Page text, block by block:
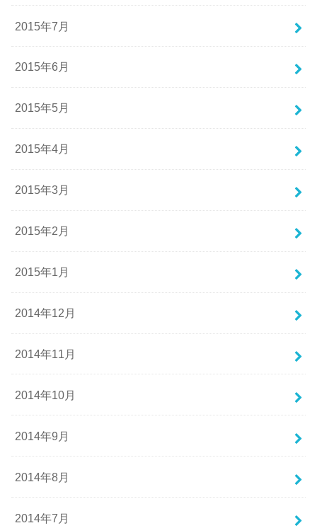
2015年7月
2015年6月
2015年5月
2015年4月
2015年3月
2015年2月
2015年1月
2014年12月
2014年11月
2014年10月
2014年9月
2014年8月
2014年7月